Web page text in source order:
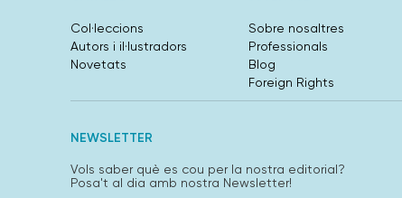
Col·leccions
Autors i il·lustradors
Novetats
Sobre nosaltres
Professionals
Blog
Foreign Rights
NEWSLETTER
Vols saber què es cou per la nostra editorial?
Posa't al dia amb nostra Newsletter!